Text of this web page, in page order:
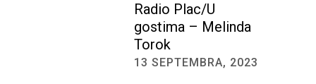
Radio Plac/U
gostima – Melinda
Torok
13 SEPTEMBRA, 2023